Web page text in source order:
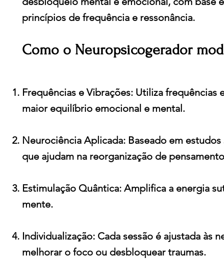
princípios de frequência e ressonância.
Como o Neuropsicogerador
Frequências e Vibrações: Utiliza
maior equilíbrio emocional e mental.
Neurociência Aplicada: Baseado em
que ajudam na reorganização de
Estimulação Quântica: Amplifica a energia
mente.
Individualização: Cada sessão é ajustada às
melhorar o foco ou desbloquear traumas.